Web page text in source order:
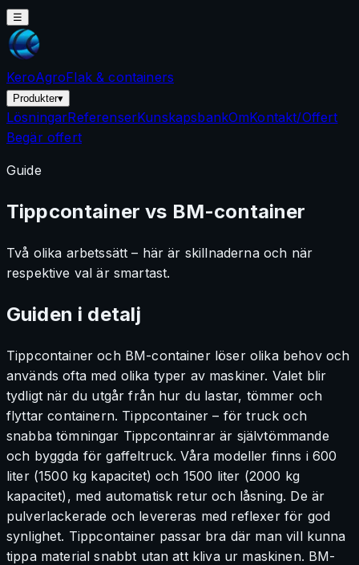
☰
KeroAgroFlak & containers
Produkter▾
LösningarReferenserKunskapsbankOmKontakt/Offert
Begär offert
Guide
Tippcontainer vs BM-container
Två olika arbetssätt – här är skillnaderna och när
respektive val är smartast.
Guiden i detalj
Tippcontainer och BM-container löser olika behov och
används ofta med olika typer av maskiner. Valet blir
tydligt när du utgår från hur du lastar, tömmer och
flyttar containern. Tippcontainer – för truck och
snabba tömningar Tippcontainrar är självtömmande
och byggda för gaffeltruck. Våra modeller finns i 600
liter (1500 kg kapacitet) och 1500 liter (2000 kg
kapacitet), med automatisk retur och låsning. De är
pulverlackerade och levereras med reflexer för god
synlighet. Tippcontainer passar bra där man vill kunna
tippa material snabbt utan att kliva ur maskinen. BM-